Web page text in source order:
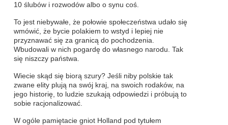
10 ślubów i rozwodów albo o synu coś.
To jest niebywałe, że połowie społeczeństwa udało się
wmówić, że bycie polakiem to wstyd i lepiej nie
przyznawać się za granicą do pochodzenia.
Wbudowali w nich pogardę do własnego narodu. Tak
się niszczy państwa.
Wiecie skąd się biorą szury? Jeśli niby polskie tak
zwane elity plują na swój kraj, na swoich rodaków, na
jego historię, to ludzie szukają odpowiedzi i próbują to
sobie racjonalizować.
W ogóle pamiętacie gniot Holland pod tytułem